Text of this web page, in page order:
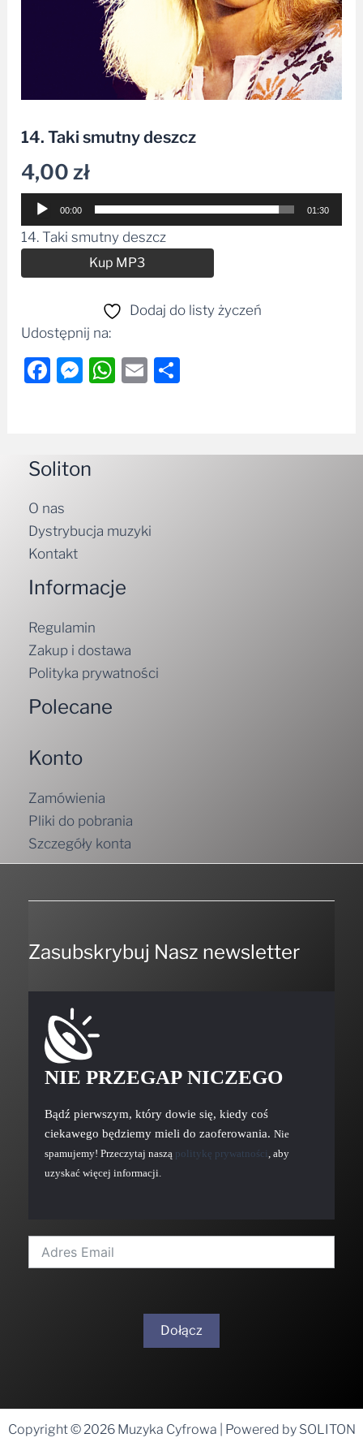
14. Taki smutny deszcz
4,00zł
Odtwarzacz
plików
dźwiękowych
00:00 01:30
14. Taki smutny deszcz
Kup MP3
Dodaj do listy życzeń
Udostępnij na:
Facebook
Messenger
WhatsApp
Email
Soliton
O nas
Dystrybucja muzyki
Kontakt
Informacje
Regulamin
Zakup i dostawa
Polityka prywatności
Polecane
Konto
Zamówienia
Pliki do pobrania
Szczegóły konta
Zasubskrybuj Nasz newsletter
NIE PRZEGAP NICZEGO
Bądź pierwszym, który dowie się, kiedy coś
ciekawego będziemy mieli do zaoferowania. Nie
spamujemy! Przeczytaj naszą politykę prywatności, aby
uzyskać więcej informacji.
Dołącz
Copyright © 2026 Muzyka Cyfrowa | Powered by SOLITON